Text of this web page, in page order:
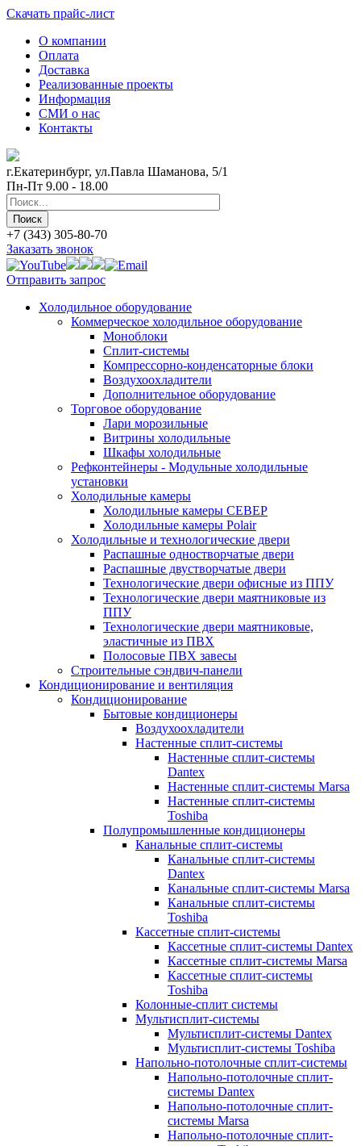
Скачать прайс-лист
О компании
Оплата
Доставка
Реализованные проекты
Информация
СМИ о нас
Контакты
г.Екатеринбург, ул.Павла Шаманова, 5/1
Пн-Пт 9.00 - 18.00
+7 (343) 305-80-70
Заказать звонок
Отправить запрос
Холодильное оборудование
Коммерческое холодильное оборудование
Моноблоки
Сплит-системы
Компрессорно-конденсаторные блоки
Воздухоохладители
Дополнительное оборудование
Торговое оборудование
Лари морозильные
Витрины холодильные
Шкафы холодильные
Рефконтейнеры - Модульные холодильные
установки
Холодильные камеры
Холодильные камеры СЕВЕР
Холодильные камеры Polair
Холодильные и технологические двери
Распашные одностворчатые двери
Распашные двустворчатые двери
Технологические двери офисные из ППУ
Технологические двери маятниковые из
ППУ
Технологические двери маятниковые,
эластичные из ПВХ
Полосовые ПВХ завесы
Строительные сэндвич-панели
Кондиционирование и вентиляция
Кондиционирование
Бытовые кондиционеры
Воздухоохладители
Настенные сплит-системы
Настенные сплит-системы
Dantex
Настенные сплит-системы Marsa
Настенные сплит-системы
Toshiba
Полупромышленные кондиционеры
Канальные сплит-системы
Канальные сплит-системы
Dantex
Канальные сплит-системы Marsa
Канальные сплит-системы
Toshiba
Кассетные сплит-системы
Кассетные сплит-системы Dantex
Кассетные сплит-системы Marsa
Кассетные сплит-системы
Toshiba
Колонные-сплит системы
Мультисплит-системы
Мультисплит-системы Dantex
Мультисплит-системы Toshiba
Напольно-потолочные сплит-системы
Напольно-потолочные сплит-
системы Dantex
Напольно-потолочные сплит-
системы Marsa
Напольно-потолочные сплит-